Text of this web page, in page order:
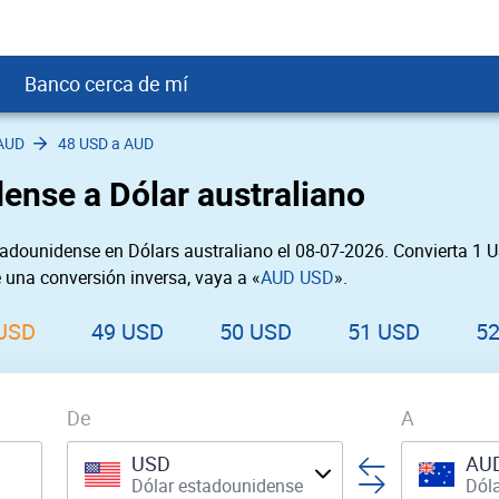
crediticio
Banco cerca de mí
de Mí
Cerca de Mí
de Mí
Cerca de Mí
48 USD a AUD
a Dólar australiano
en Dólars australiano el 08-07-2026. Convierta 1
conversión inversa, vaya a «AUD USD».
49 USD 50 USD 51 USD
De
USD
Dólar estadounidense
A